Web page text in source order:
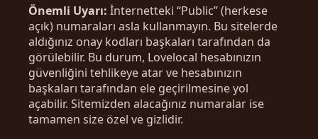
Önemli Uyarı: İnternetteki “Public” (herkese
açık) numaraları asla kullanmayın. Bu sitelerde
aldığınız onay kodları başkaları tarafından da
görülebilir. Bu durum, Lovelocal hesabınızın
güvenliğini tehlikeye atar ve hesabınızın
başkaları tarafından ele geçirilmesine yol
açabilir. Sitemizden alacağınız numaralar ise
tamamen size özel ve gizlidir.